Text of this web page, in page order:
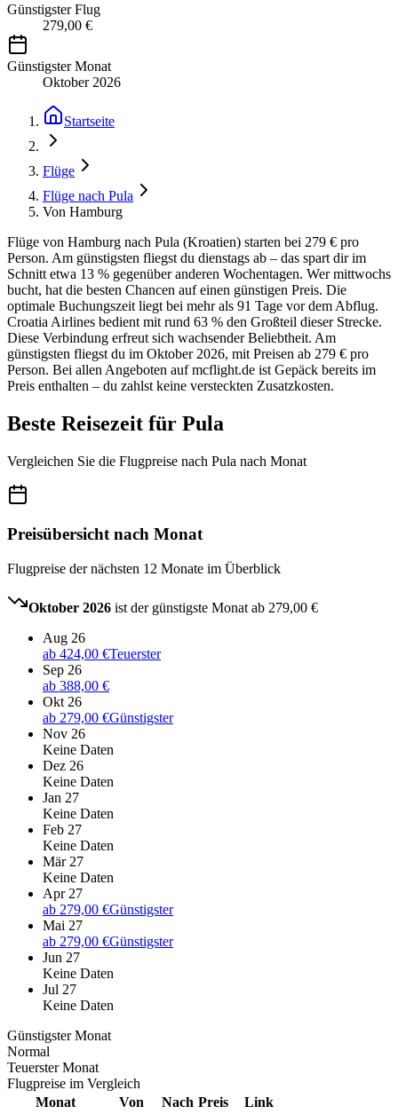
Günstigster Flug
279,00 €
Günstigster Monat
Oktober 2026
Startseite
Flüge
Flüge nach Pula
Von Hamburg
Flüge von Hamburg nach Pula (Kroatien) starten bei 279 € pro
Person. Am günstigsten fliegst du dienstags ab – das spart dir im
Schnitt etwa 13 % gegenüber anderen Wochentagen. Wer mittwochs
bucht, hat die besten Chancen auf einen günstigen Preis. Die
optimale Buchungszeit liegt bei mehr als 91 Tage vor dem Abflug.
Croatia Airlines bedient mit rund 63 % den Großteil dieser Strecke.
Diese Verbindung erfreut sich wachsender Beliebtheit. Am
günstigsten fliegst du im Oktober 2026, mit Preisen ab 279 € pro
Person. Bei allen Angeboten auf mcflight.de ist Gepäck bereits im
Preis enthalten – du zahlst keine versteckten Zusatzkosten.
Beste Reisezeit für Pula
Vergleichen Sie die Flugpreise nach Pula nach Monat
Preisübersicht nach Monat
Flugpreise der nächsten 12 Monate im Überblick
Oktober 2026 ist der günstigste Monat ab 279,00 €
Aug 26
ab 424,00 €Teuerster
Sep 26
ab 388,00 €
Okt 26
ab 279,00 €Günstigster
Nov 26
Keine Daten
Dez 26
Keine Daten
Jan 27
Keine Daten
Feb 27
Keine Daten
Mär 27
Keine Daten
Apr 27
ab 279,00 €Günstigster
Mai 27
ab 279,00 €Günstigster
Jun 27
Keine Daten
Jul 27
Keine Daten
Günstigster Monat
Normal
Teuerster Monat
Flugpreise im Vergleich
Monat
Von Nach Preis
Link